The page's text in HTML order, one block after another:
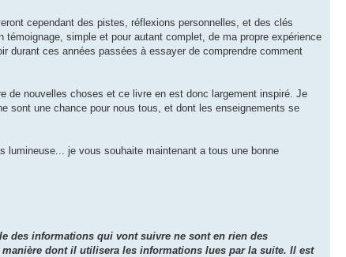
cependant des pistes, réflexions personnelles, et des clés
simple et pour autant complet, de ma propre expérience
durant ces années passées à essayer de comprendre comment
de nouvelles choses et ce livre en est donc largement inspiré. Je
sont une chance pour nous tous, et dont les enseignements se
lumineuse... je vous souhaite maintenant a tous une bonne
des informations qui vont suivre ne sont en rien des
dont il utilisera les informations lues par la suite. Il est